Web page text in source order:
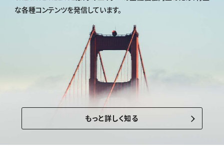
な各種コンテンツを発信しています。
もっと詳しく知る